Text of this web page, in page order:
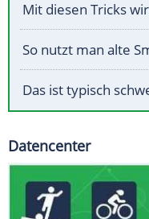
Mit diesen Tricks
So nutzt man alte
Das ist typisch
Datencenter